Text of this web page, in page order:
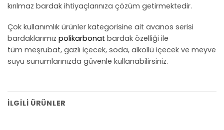
kırılmaz bardak ihtiyaçlarınıza çözüm getirmektedir.
Çok kullanımlık ürünler kategorisine ait avanos serisi
bardaklarımız polikarbonat bardak özelliği ile
tüm meşrubat, gazlı içecek, soda, alkollü içecek ve meyve
suyu sunumlarınızda güvenle kullanabilirsiniz.
İLGILI ÜRÜNLER